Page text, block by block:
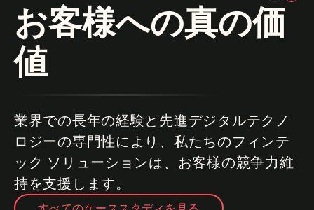
お客様への真の価
値
業界での長年の経験と先進デジタルテクノ
ロジーの専門性により、私たちのフィンテ
ック ソリューションは、お客様の競争力維
持を支援します。